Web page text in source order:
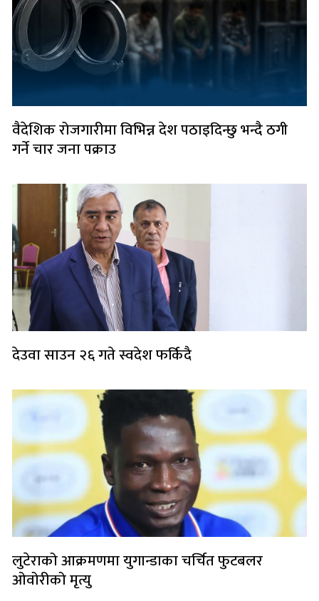
वैदेशिक रोजगारीमा विभिन्न देश पठाइदिन्छु भन्दै ठगी
गर्ने चार जना पक्राउ
देउवा साउन २६ गते स्वदेश फर्किदै
लुटेराको आक्रमणमा युगान्डाका चर्चित फुटबलर
ओवोरीको मृत्यु